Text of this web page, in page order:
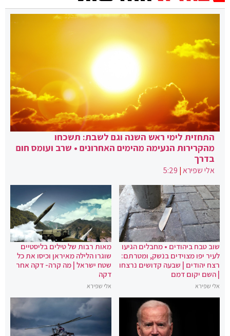
התחזית לימי ראש השנה וגם לשבת: תשכחו
מהקרירות הנעימה מהימים האחרונים • שרב ועומס חום
בדרך
אלי שפירא|
5:29
שוב טבח ביהודים • מחבלים הגיעו
לעיר יפו מצוידים בנשק, ומטרתם:
רצח יהודים | שבעה קדושים נרצחו
| השם יקום דמם
אלי שפירא
מאות רבות של טילים בליסטיים
שוגרו הלילה מאיראן וכיסו את כל
שטח ישראל | מה קרה- דקה אחר
דקה
אלי שפירא